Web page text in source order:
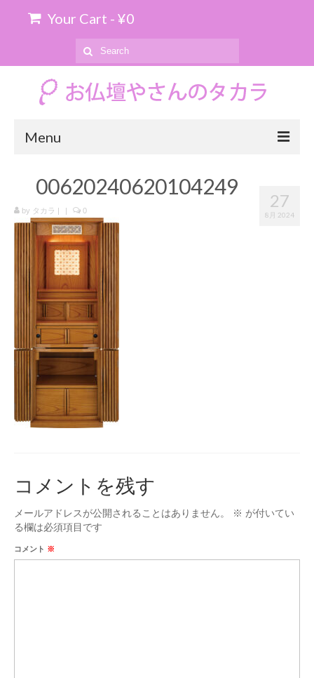
Your Cart - ¥0
Search
for:
Menu
お位牌の購入について
お仏壇のお引き取り
商品を探す
上置仏壇
台付仏壇
お位牌
タカラオリジナル位牌
数珠
手元供養
ミニ骨壷
お問合せ
27
8月 2024
00620240620104249
by タカラ | | 0
コメントを残す
メールアドレスが公開されることはありません。 ※ が付いてい
る欄は必須項目です
コメント ※